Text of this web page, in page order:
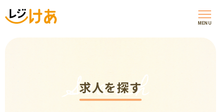
MENU
求人を探す
Search